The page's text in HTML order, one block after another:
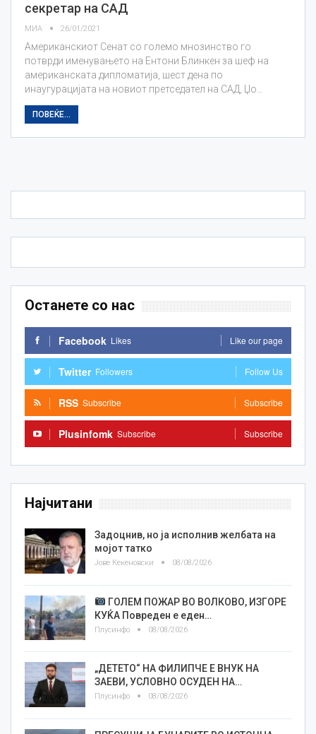
секретар на САД
МИА 26/01/2021
Американскиот Сенат со големо мнозинство го
потврди именувањето на Ентони Блинкен за шеф на
американската дипломатија, шест дена по
инаугурацијата на новиот претседател на САД, Џо…
ПОВЕЌЕ...
Останете со нас
Facebook Likes Like our page
Twitter Followers Follow Us
RSS Subscribe Subscribe
Plusinfomk Subscribe Subscribe
Најчитани
Задоцнив, но ја исполнив желбата на
мојот татко
Јове Кекеновски 08/08/2026
ГОЛЕМ ПОЖАР ВО ВОЛКОВО, ИЗГОРЕ
КУЌА Повреден е еден…
Плусинфо 08/08/2026
„ДЕТЕТО“ НА ФИЛИПЧЕ Е ВНУК НА
ЗАЕВИ, УСЛОВНО ОСУДЕН НА…
Плусинфо 08/08/2026